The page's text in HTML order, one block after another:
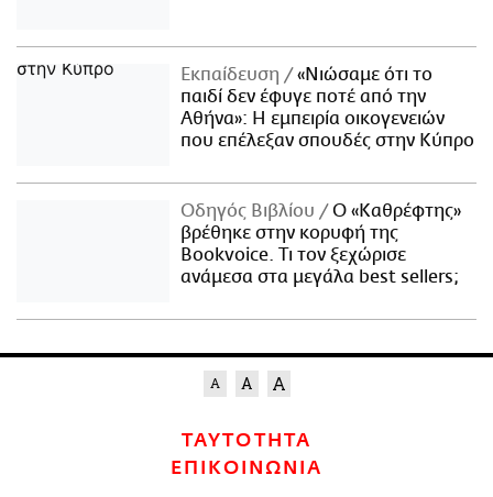
Εκπαίδευση
«Νιώσαμε ότι το
παιδί δεν έφυγε ποτέ από την
Αθήνα»: Η εμπειρία οικογενειών
που επέλεξαν σπουδές στην Κύπρο
Οδηγός Βιβλίου
Ο «Καθρέφτης»
βρέθηκε στην κορυφή της
Bookvoice. Τι τον ξεχώρισε
ανάμεσα στα μεγάλα best sellers;
ΤΑΥΤΟΤΗΤΑ
ΕΠΙΚΟΙΝΩΝΙΑ